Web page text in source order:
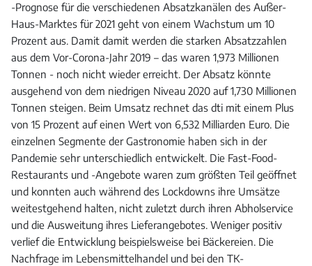
-Prognose für die verschiedenen Absatzkanälen des Außer-
Haus-Marktes für 2021 geht von einem Wachstum um 10
Prozent aus. Damit damit werden die starken Absatzzahlen
aus dem Vor-Corona-Jahr 2019 – das waren 1,973 Millionen
Tonnen - noch nicht wieder erreicht. Der Absatz könnte
ausgehend von dem niedrigen Niveau 2020 auf 1,730 Millionen
Tonnen steigen. Beim Umsatz rechnet das dti mit einem Plus
von 15 Prozent auf einen Wert von 6,532 Milliarden Euro. Die
einzelnen Segmente der Gastronomie haben sich in der
Pandemie sehr unterschiedlich entwickelt. Die Fast-Food-
Restaurants und -Angebote waren zum größten Teil geöffnet
und konnten auch während des Lockdowns ihre Umsätze
weitestgehend halten, nicht zuletzt durch ihren Abholservice
und die Ausweitung ihres Lieferangebotes. Weniger positiv
verlief die Entwicklung beispielsweise bei Bäckereien. Die
Nachfrage im Lebensmittelhandel und bei den TK-